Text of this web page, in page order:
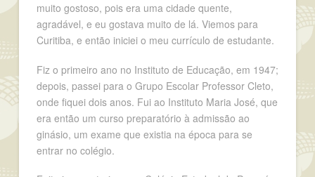
muito gostoso, pois era uma cidade quente,
agradável, e eu gostava muito de lá. Viemos para
Curitiba, e então iniciei o meu currículo de estudante.
Fiz o primeiro ano no Instituto de Educação, em 1947;
depois, passei para o Grupo Escolar Professor Cleto,
onde fiquei dois anos. Fui ao Instituto Maria José, que
era então um curso preparatório à admissão ao
ginásio, um exame que existia na época para se
entrar no colégio.